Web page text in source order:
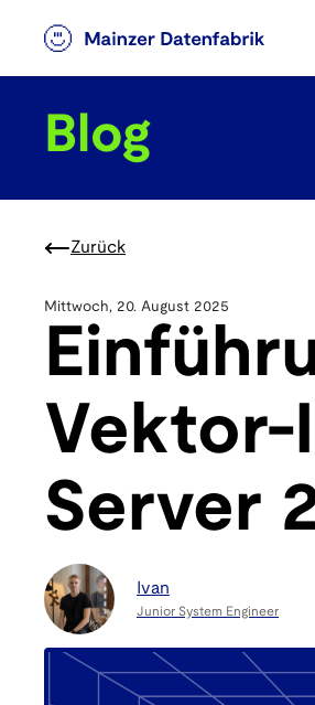
Blog
Zurück
Mittwoch, 20. August 2025
Vektor-
Server
Ivan
Junior System Engineer